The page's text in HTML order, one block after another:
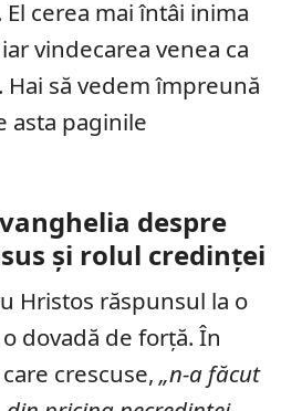
cerea mai întâi inima
vindecarea venea ca
să vedem împreună
asta paginile
despre
și rolul credinței
Hristos răspunsul la o
dovadă de forță. În
crescuse, „n-a făcut